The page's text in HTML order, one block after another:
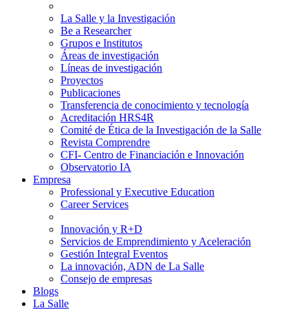
La Salle y la Investigación
Be a Researcher
Grupos e Institutos
Áreas de investigación
Líneas de investigación
Proyectos
Publicaciones
Transferencia de conocimiento y tecnología
Acreditación HRS4R
Comité de Ética de la Investigación de la Salle
Revista Comprendre
CFI- Centro de Financiación e Innovación
Observatorio IA
Empresa
Professional y Executive Education
Career Services
Innovación y R+D
Servicios de Emprendimiento y Aceleración
Gestión Integral Eventos
La innovación, ADN de La Salle
Consejo de empresas
Blogs
La Salle